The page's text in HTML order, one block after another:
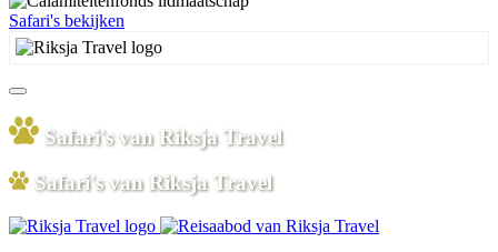
Safari's bekijken
Safari's van Riksja Travel
Safari's van Riksja Travel